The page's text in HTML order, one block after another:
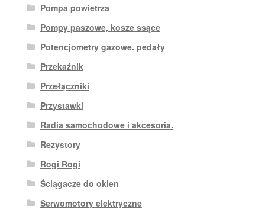
Pompa powietrza
Pompy paszowe, kosze ssące
Potencjometry gazowe. pedały
Przekaźnik
Przełączniki
Przystawki
Radia samochodowe i akcesoria.
Rezystory
Rogi Rogi
Ściągacze do okien
Serwomotory elektryczne